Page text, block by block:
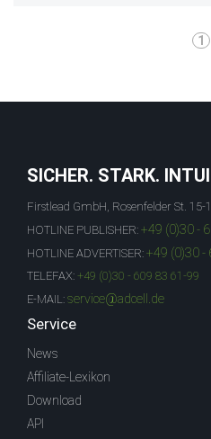
1
SICHER. STARK.
Firstlead GmbH, Rosenfelder St. 15-
HOTLINE PUBLISHER: +49 (0)30 -
HOTLINE ADVERTISER: +49 (0)30 -
TELEFAX: +49 (0)30 - 609 83 61-99
E-MAIL: service@adcell.de
Service
News
Affiliate-Lexikon
Download
API